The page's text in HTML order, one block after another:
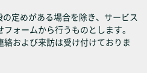
定めがある場合を除き、サービス
ォームから行うものとします。
および来訪は受け付けておりま